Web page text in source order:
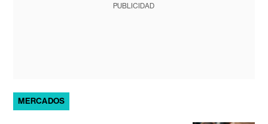
PUBLICIDAD
MERCADOS